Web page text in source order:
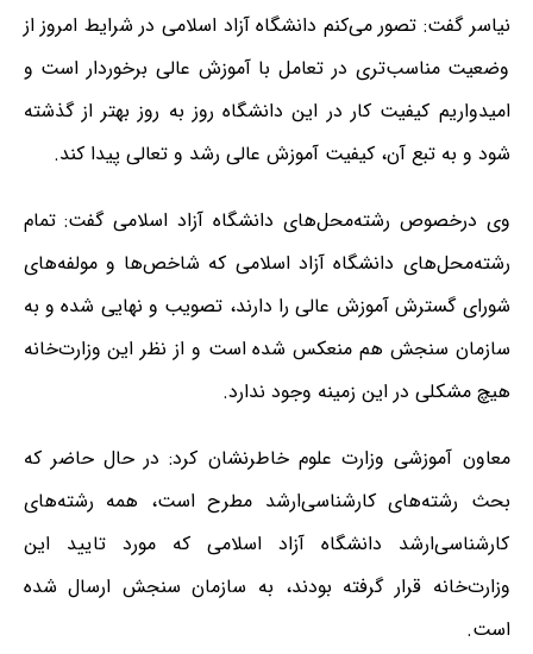
نیاسر گفت: تصور می‌کنم دانشگاه آزاد اسلامی در شرایط امروز از
وضعیت مناسب‌تری در تعامل با آموزش عالی برخوردار است و
امیدواریم کیفیت کار در این دانشگاه روز به روز بهتر از گذشته
شود و به تبع آن، کیفیت آموزش عالی رشد و تعالی پیدا کند.
وی درخصوص رشته‌محل‌های دانشگاه آزاد اسلامی گفت: تمام
رشته‌محل‌های دانشگاه آزاد اسلامی که شاخص‌ها و مولفه‌های
شورای گسترش آموزش عالی را دارند، تصویب و نهایی شده و به
سازمان سنجش هم منعکس شده است و از نظر این وزارت‌خانه
هیچ مشکلی در این زمینه وجود ندارد.
معاون آموزشی وزارت علوم خاطرنشان کرد: در حال حاضر که
بحث رشته‌های کارشناسی‌ارشد مطرح است، همه رشته‌های
کارشناسی‌ارشد دانشگاه آزاد اسلامی که مورد تایید این
وزارت‌خانه قرار گرفته بودند، به سازمان سنجش ارسال شده
است.